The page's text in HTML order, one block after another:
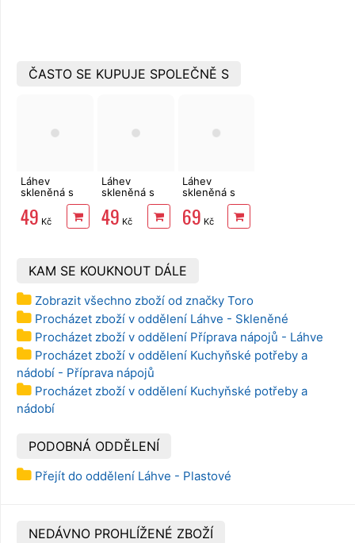
ČASTO SE KUPUJE SPOLEČNĚ S
Láhev
skleněná s
uzávěrem
PERNÍČKY
49 Kč
Láhev
skleněná s
patentním
uzávěrem
VESNIČKA
49 Kč
Láhev
skleněná s
patentním
uzávěrem
VESNIČKA 1l
69 Kč
KAM SE KOUKNOUT DÁLE
Zobrazit všechno zboží od značky Toro
Procházet zboží v oddělení Láhve - Skleněné
Procházet zboží v oddělení Příprava nápojů - Láhve
Procházet zboží v oddělení Kuchyňské potřeby a
nádobí - Příprava nápojů
Procházet zboží v oddělení Kuchyňské potřeby a
nádobí
PODOBNÁ ODDĚLENÍ
Přejít do oddělení Láhve - Plastové
NEDÁVNO PROHLÍŽENÉ ZBOŽÍ